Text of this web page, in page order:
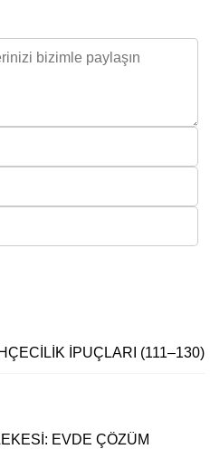
İPUÇLARI (111–130)
EVDE ÇÖZÜM